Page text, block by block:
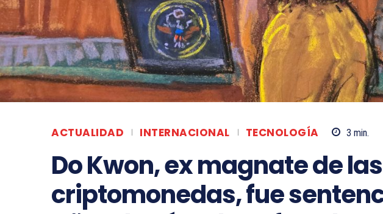
ACTUALIDAD INTERNACIONAL TECNOLOGÍA 3 min.
Do Kwon, ex magnate de las
criptomonedas, fue